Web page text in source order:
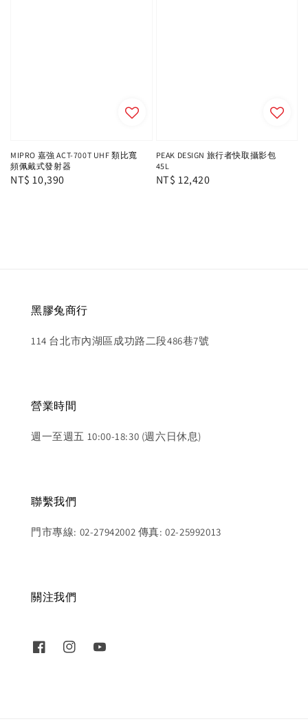
MIPRO 嘉強 ACT-700T UHF 類比寬
頻佩戴式發射器
Regular
NT$ 10,390
PEAK DESIGN 旅行者快取攝影包
45L
Regular
NT$ 12,420
黑膠兔商行
114 台北市內湖區成功路二段486巷7號
營業時間
週一至週五 10:00-18:30 (週六日休息)
聯繫我們
門市專線: 02-27942002 傳真: 02-25992013
關注我們